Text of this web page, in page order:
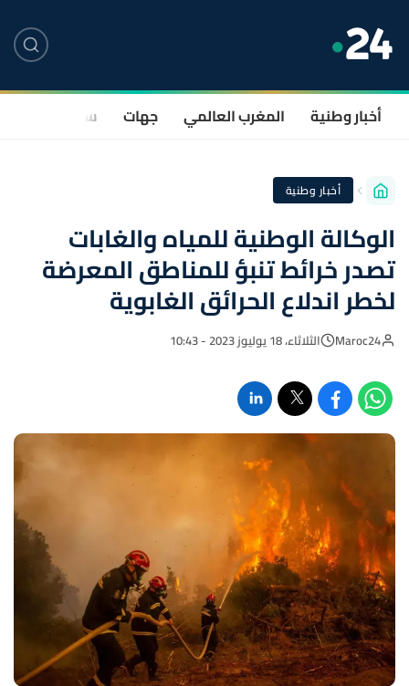
أخبار وطنية المغرب العالمي جهات سياسة
أخبار وطنية
الوكالة الوطنية للمياه والغابات
تصدر خرائط تنبؤ للمناطق المعرضة
لخطر اندلاع الحرائق الغابوية
Maroc24 الثلاثاء، 18 يوليوز 2023 - 10:43